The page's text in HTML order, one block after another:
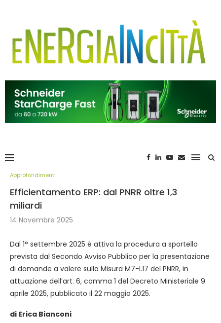
Approfondimenti
Efficientamento ERP: dal PNRR oltre 1,3
miliardi
14 Novembre 2025
Dal 1° settembre 2025 è attiva la procedura a sportello
prevista dal Secondo Avviso Pubblico per la presentazione
di domande a valere sulla Misura M7-I.17 del PNRR, in
attuazione dell’art. 6, comma 1 del Decreto Ministeriale 9
aprile 2025, pubblicato il 22 maggio 2025.
di Erica Bianconi